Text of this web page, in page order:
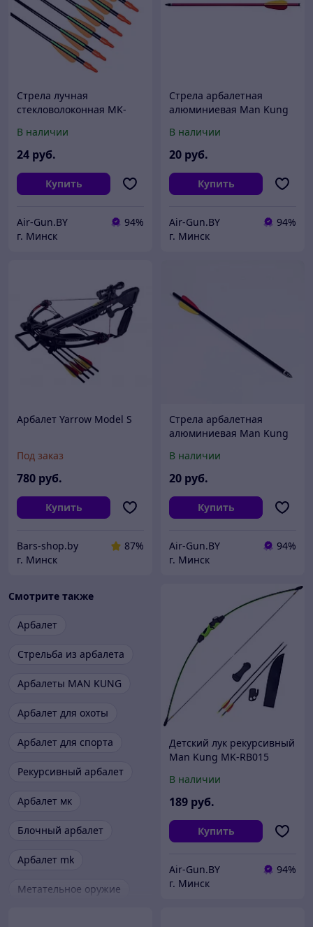
Стрела лучная
стекловолоконная MK-
В наличии
24 руб.
Купить
Air-Gun.BY
94%
г. Минск
Стрела арбалетная
алюминиевая Man Kung
В наличии
20 руб.
Купить
Air-Gun.BY
94%
г. Минск
Арбалет Yarrow Model S
Под заказ
780 руб.
Купить
Bars-shop.by
87%
г. Минск
Стрела арбалетная
алюминиевая Man Kung
В наличии
20 руб.
Купить
Air-Gun.BY
94%
г. Минск
Смотрите также
Арбалет
Стрельба из арбалета
Арбалеты MAN KUNG
Арбалет для охоты
Арбалет для спорта
Рекурсивный арбалет
Арбалет мк
Блочный арбалет
Арбалет mk
Метательное оружие
Детский лук рекурсивный
Man Kung MK-RB015
В наличии
189 руб.
Купить
Air-Gun.BY
94%
г. Минск